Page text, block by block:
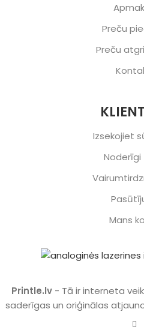
Preču
Preču
Izsekojiet
Noderīgi
Mans
Printle.lv - Tā ir interneta
saderīgas un oriģinālas